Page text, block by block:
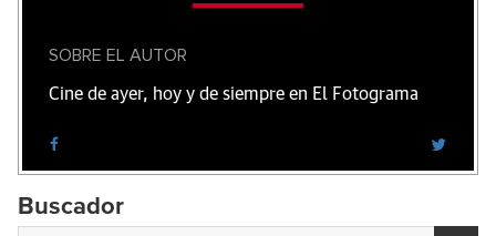
SOBRE EL AUTOR
Cine de ayer, hoy y de siempre en El Fotograma
Buscador